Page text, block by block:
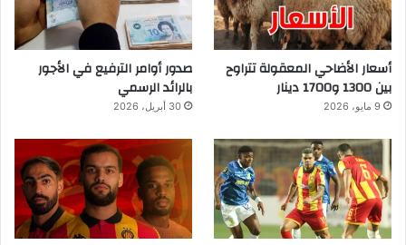
أسعار الأضاحي المعقولة تتراوح
بين 1300 و1700 دينار
9 مايو، 2026
صدور أوامر الترفيع في الأجور
بالرائد الرسمي
30 أبريل، 2026